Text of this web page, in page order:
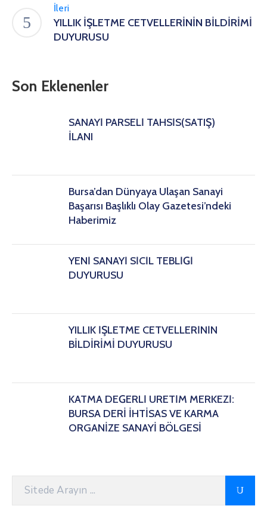
İleri
YILLIK İŞLETME CETVELLERİNİN BİLDİRİMİ
DUYURUSU
Son Eklenenler
SANAYİ PARSELİ TAHSİS(SATIŞ)
İLANI
Bursa’dan Dünyaya Ulaşan Sanayi
Başarısı Başlıklı Olay Gazetesi’ndeki
Haberimiz
YENİ SANAYİ SİCİL TEBLİĞİ
DUYURUSU
YILLIK İŞLETME CETVELLERİNİN
BİLDİRİMİ DUYURUSU
KATMA DEĞERLİ ÜRETİM MERKEZİ:
BURSA DERİ İHTİSAS VE KARMA
ORGANİZE SANAYİ BÖLGESİ